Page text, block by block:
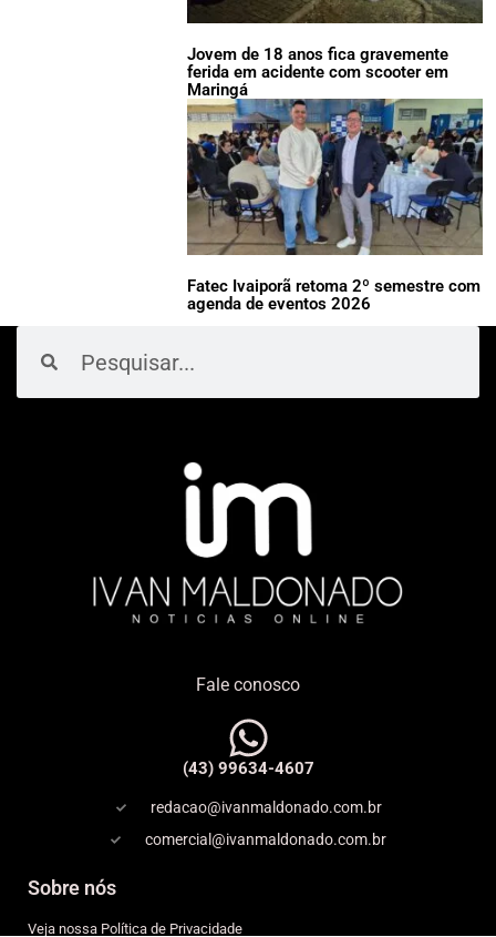
Jovem de 18 anos fica gravemente
ferida em acidente com scooter em
Maringá
Fatec Ivaiporã retoma 2º semestre com
agenda de eventos 2026
Fale conosco
(43) 99634-4607
redacao@ivanmaldonado.com.br
comercial@ivanmaldonado.com.br
Sobre nós
Veja nossa Política de Privacidade